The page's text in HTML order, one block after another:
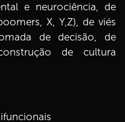
e neurociência, de
X, Y,Z), de viés
de decisão, de
de cultura